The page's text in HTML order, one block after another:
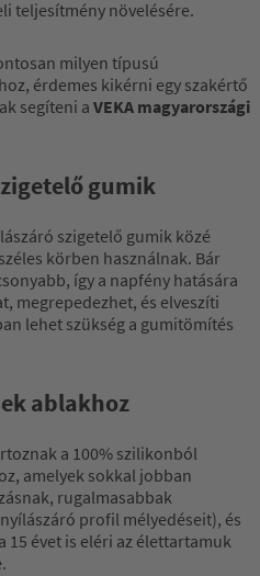
teljesítmény növelésére.
milyen típusú
érdemes kikérni egy szakértő
segíteni a VEKA magyarországi
gumik
szigetelő gumik közé
körben használnak. Bár
így a napfény hatására
megrepedezhet, és elveszíti
lehet szükség a gumitömítés
ablakhoz
a 100% szilikonból
amelyek sokkal jobban
rugalmasabbak
profil mélyedéseit), és
15 évet is eléri az élettartamuk